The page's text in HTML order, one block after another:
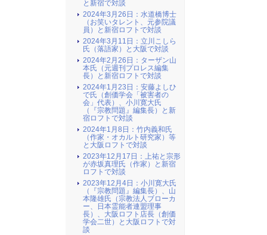
と新宿で対談
2024年3月26日：水道橋博士
（お笑いタレント、元参院議
員）と新宿ロフトで対談
2024年3月11日：立川こしら
氏（落語家）と大阪で対談
2024年2月26日：ターザン山
本氏（元週刊プロレス編集
長）と新宿ロフトで対談
2024年1月23日：安藤よしひ
で氏（創価学会「被害者の
会」代表）、小川寛大氏
（『宗教問題』編集長）と新
宿ロフトで対談
2024年1月8日：竹内義和氏
（作家・オカルト研究家）等
と大阪ロフトで対談
2023年12月17日：上祐と宗形
が赤坂真理氏（作家）と新宿
ロフトで対談
2023年12月4日：小川寛大氏
（『宗教問題』編集長）、山
本隆雄氏（宗教法人ブローカ
ー、日本霊能者連盟理事
長）、大阪ロフト店長（創価
学会二世）と大阪ロフトで対
談